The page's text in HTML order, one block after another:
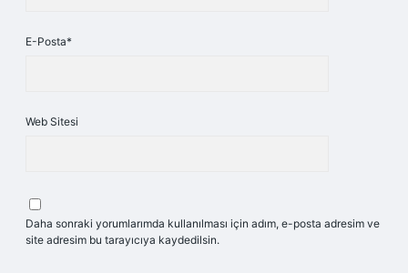
E-Posta*
Web Sitesi
Daha sonraki yorumlarımda kullanılması için adım, e-posta adresim ve
site adresim bu tarayıcıya kaydedilsin.